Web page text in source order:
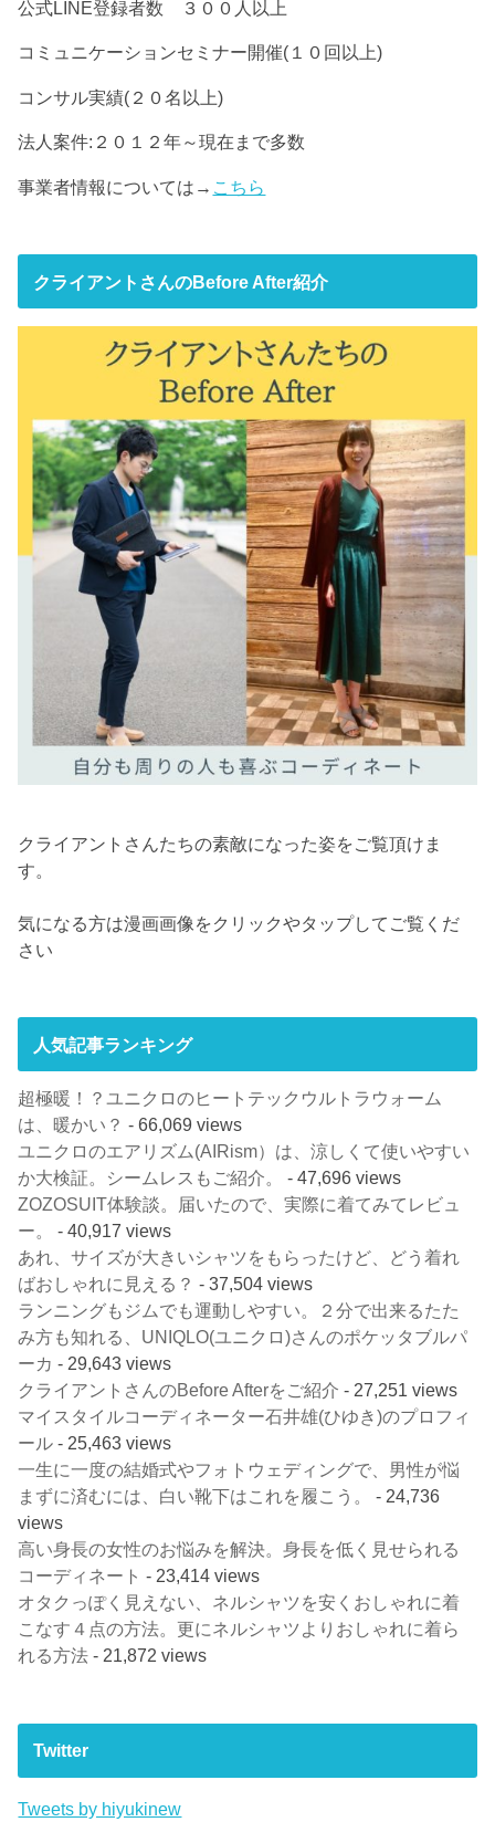
公式LINE登録者数 ３００人以上
コミュニケーションセミナー開催(１０回以上)
コンサル実績(２０名以上)
法人案件:２０１２年～現在まで多数
事業者情報については→ こちら
クライアントさんのBefore After紹介
クライアントさんたちの素敵になった姿をご覧頂けま
す。
気になる方は漫画画像をクリックやタップしてご覧くだ
さい
人気記事ランキング
超極暖！？ユニクロのヒートテックウルトラウォーム
は、暖かい？ - 66,069 views
ユニクロのエアリズム(AIRism）は、涼しくて使いやすい
か大検証。シームレスもご紹介。
- 47,696 views
ZOZOSUIT体験談。届いたので、実際に着てみてレビュ
ー。
- 40,917 views
あれ、サイズが大きいシャツをもらったけど、どう着れ
ばおしゃれに見える？ - 37,504 views
ランニングもジムでも運動しやすい。２分で出来るたた
み方も知れる、UNIQLO(ユニクロ)さんのポケッタブルパ
ーカ - 29,643 views
クライアントさんのBefore Afterをご紹介 - 27,251 views
マイスタイルコーディネーター石井雄(ひゆき)のプロフィ
ール - 25,463 views
一生に一度の結婚式やフォトウェディングで、男性が悩
まずに済むには、白い靴下はこれを履こう。
- 24,736
views
高い身長の女性のお悩みを解決。身長を低く見せられる
コーディネート - 23,414 views
オタクっぽく見えない、ネルシャツを安くおしゃれに着
こなす４点の方法。更にネルシャツよりおしゃれに着ら
れる方法 - 21,872 views
Twitter
Tweets by hiyukinew